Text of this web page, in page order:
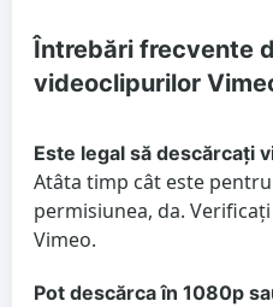
Întrebări frecvente
videoclipurilor
Este legal să descărcați
Atâta timp cât este
permisiunea, da.
Vimeo.
Pot descărca în 1080p